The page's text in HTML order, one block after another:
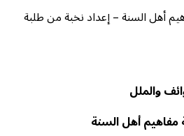
أهل السنة – إعداد نخبة من طلبة
والملل
أهل السنة